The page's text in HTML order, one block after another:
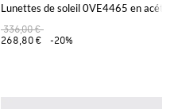
Lunettes de soleil 0VE4465 en
336,00 €
268,80 €
-20%